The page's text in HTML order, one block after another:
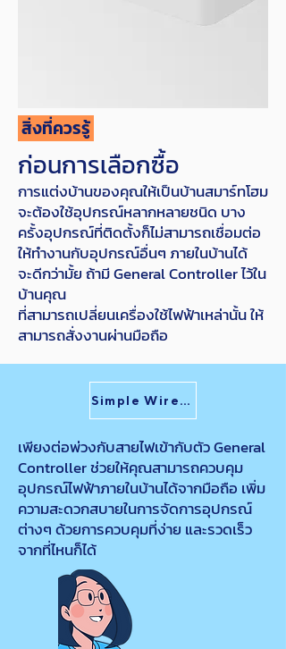
สิ่งที่ควรรู้
ก่อนการเลือกซื้อ
การแต่งบ้านของคุณให้เป็นบ้านสมาร์ทโฮม
จะต้องใช้อุปกรณ์หลากหลายชนิด บาง
ครั้งอุปกรณ์ที่ติดตั้งก็ไม่สามารถเชื่อมต่อ
ให้ทำงานกับอุปกรณ์อื่นๆ ภายในบ้านได้
จะดีกว่ามั้ย ถ้ามี General Controller ไว้ใน
บ้านคุณ
ที่สามารถเปลี่ยนเครื่องใช้ไฟฟ้าเหล่านั้น ให้
สามารถสั่งงานผ่านมือถือ
Simple Wire Connect
เพียงต่อพ่วงกับสายไฟเข้ากับตัว General
Controller ช่วยให้คุณสามารถควบคุม
อุปกรณ์ไฟฟ้าภายในบ้านได้จากมือถือ เพิ่ม
ความสะดวกสบายในการจัดการอุปกรณ์
ต่างๆ ด้วยการควบคุมที่ง่าย และรวดเร็ว
จากที่ไหนก็ได้